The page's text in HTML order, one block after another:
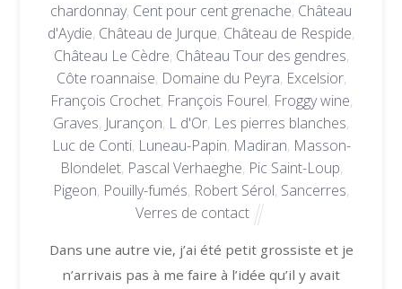
chardonnay, Cent pour cent grenache, Château
d'Aydie, Château de Jurque, Château de Respide,
Château Le Cèdre, Château Tour des gendres,
Côte roannaise, Domaine du Peyra, Excelsior,
François Crochet, François Fourel, Froggy wine,
Graves, Jurançon, L d'Or, Les pierres blanches,
Luc de Conti, Luneau-Papin, Madiran, Masson-
Blondelet, Pascal Verhaeghe, Pic Saint-Loup,
Pigeon, Pouilly-fumés, Robert Sérol, Sancerres,
Verres de contact
Dans une autre vie, j’ai été petit grossiste et je
n’arrivais pas à me faire à l’idée qu’il y avait